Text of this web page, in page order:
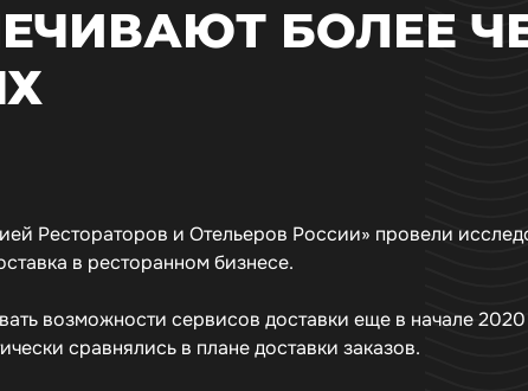
БОЛЕЕ
Рестораторов и Отельеров России» провели
в ресторанном бизнесе.
возможности сервисов доставки еще в начале
сравнялись в плане доставки заказов.